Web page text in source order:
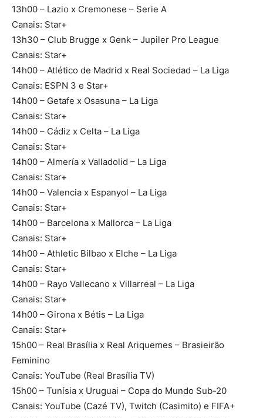
13h00 – Lazio x Cremonese – Serie A
Canais: Star+
13h30 – Club Brugge x Genk – Jupiler Pro League
Canais: Star+
14h00 – Atlético de Madrid x Real Sociedad – La Liga
Canais: ESPN 3 e Star+
14h00 – Getafe x Osasuna – La Liga
Canais: Star+
14h00 – Cádiz x Celta – La Liga
Canais: Star+
14h00 – Almería x Valladolid – La Liga
Canais: Star+
14h00 – Valencia x Espanyol – La Liga
Canais: Star+
14h00 – Barcelona x Mallorca – La Liga
Canais: Star+
14h00 – Athletic Bilbao x Elche – La Liga
Canais: Star+
14h00 – Rayo Vallecano x Villarreal – La Liga
Canais: Star+
14h00 – Girona x Bétis – La Liga
Canais: Star+
15h00 – Real Brasília x Real Ariquemes – Brasieirão
Feminino
Canais: YouTube (Real Brasília TV)
15h00 – Tunísia x Uruguai – Copa do Mundo Sub-20
Canais: YouTube (Cazé TV), Twitch (Casimito) e FIFA+